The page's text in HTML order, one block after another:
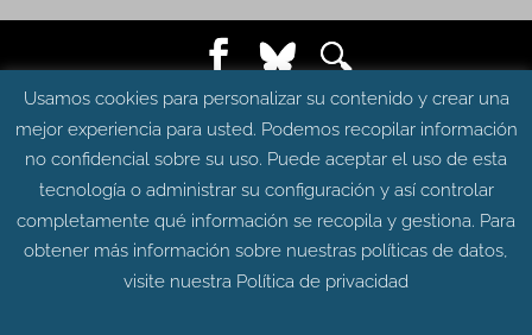
© Grupo Aragosaurus 2023.
Universidad de Zaragoza. Facultad de Ciencias.
Edificio de Geológicas. Pedro Cerbuna 12 - 50009
ZARAGOZA
Diseño web:Intesiscon
Usamos cookies para personalizar su contenido y crear una
mejor experiencia para usted. Podemos recopilar información
no confidencial sobre su uso. Puede aceptar el uso de esta
tecnología o administrar su configuración y así controlar
completamente qué información se recopila y gestiona. Para
obtener más información sobre nuestras políticas de datos,
visite nuestra Política de privacidad